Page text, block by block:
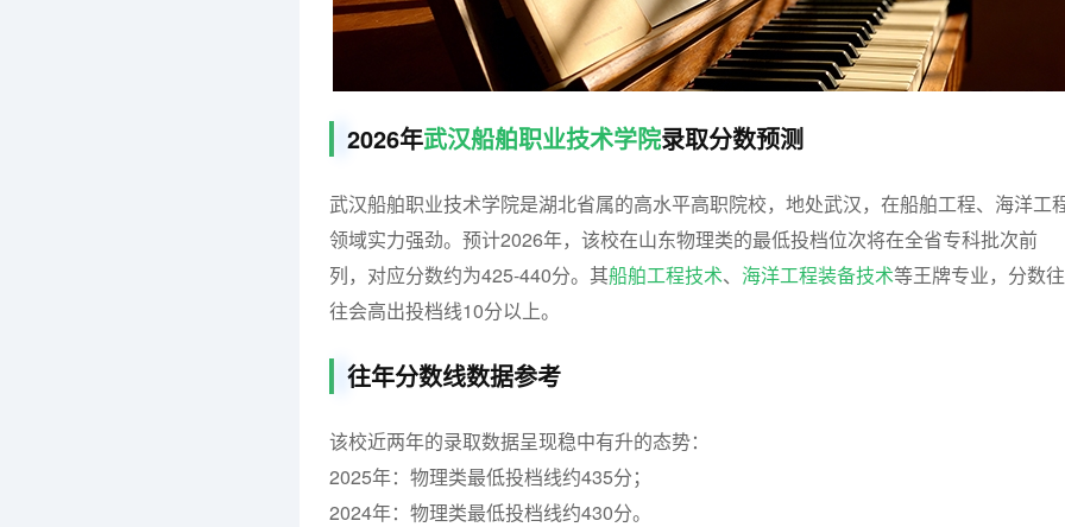
2026年武汉船舶职业技术学院录取分数预测
武汉船舶职业技术学院是湖北省属的高水平高职院校，地处武汉，在船舶工程、海洋工
领域实力强劲。预计2026年，该校在山东物理类的最低投档位次将在全省专科批次前
列，对应分数约为425-440分。其船舶工程技术、 海洋工程装备技术等王牌专业，分数往
往会高出投档线10分以上。
往年分数线数据参考
该校近两年的录取数据呈现稳中有升的态势：
2025年：物理类最低投档线约435分；
2024年：物理类最低投档线约430分。